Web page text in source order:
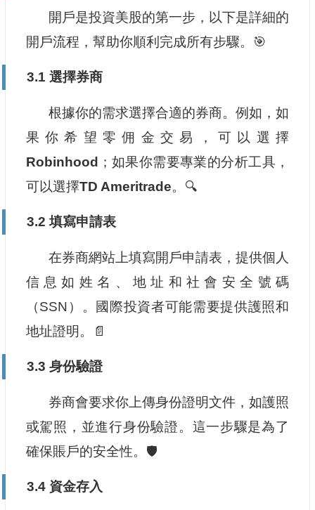
開戶是投資美股的第一步，以下是詳細的
開戶流程，幫助你順利完成所有步驟。🎯
3.1 選擇券商
根據你的需求選擇合適的券商。例如，如
果你希望零佣金交易，可以選擇
Robinhood ；如果你需要專業的分析工具，
可以選擇TD Ameritrade。🔍
3.2 填寫申請表
在券商網站上填寫開戶申請表，提供個人
信息如姓名、地址和社會安全號碼
（SSN）。國際投資者可能需要提供護照和
地址證明。📄
3.3 身份驗證
券商會要求你上傳身份證明文件，如護照
或駕照，並進行身份驗證。這一步驟是為了
確保賬戶的安全性。🛡️
3.4 資金存入